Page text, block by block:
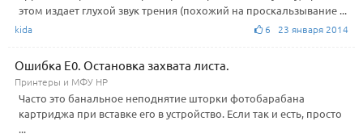
этом издает глухой звук трения (похожий на проскальзывание ...
kida 6 23 января 2014
Ошибка E0. Остановка захвата листа.
Принтеры и МФУ HP
Часто это банальное неподнятие шторки фотобарабана
картриджа при вставке его в устройство. Если так и есть, просто
...